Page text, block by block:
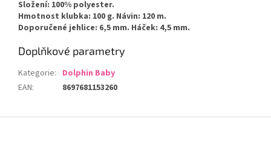
Složení: 100% polyester.
Hmotnost klubka: 100 g. Návin: 120 m.
Doporučené jehlice: 6,5 mm. Háček: 4,5 mm.
Doplňkové parametry
Kategorie: Dolphin Baby
EAN: 8697681153260